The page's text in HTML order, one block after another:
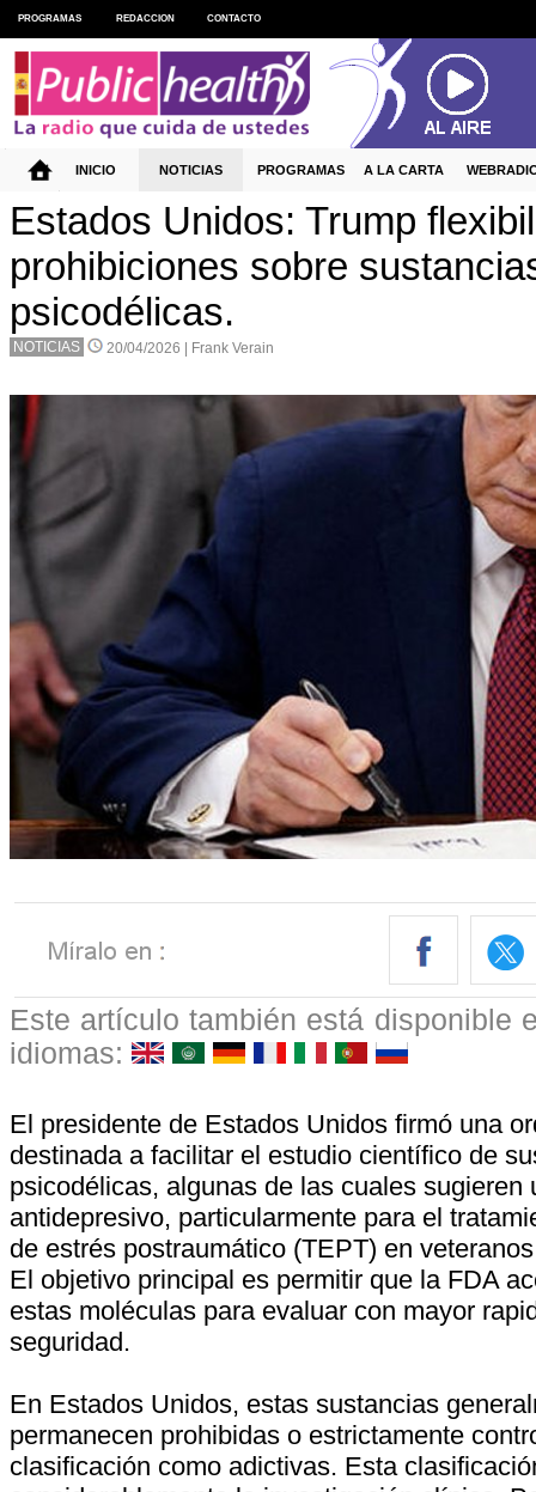
Estados Unidos: Trump
prohibiciones sobre
psicodélicas.
NOTICIAS 20/04/2026 | Frank Verain
Este artículo también está disponible
idiomas:
El presidente de Estados Unidos firmó una
destinada a facilitar el estudio científico de
psicodélicas, algunas de las cuales sugieren
antidepresivo, particularmente para el
de estrés postraumático (TEPT) en
El objetivo principal es permitir que la FDA
estas moléculas para evaluar con mayor
seguridad.
En Estados Unidos, estas sustancias
permanecen prohibidas o estrictamente
clasificación como adictivas. Esta
PROGRAMAS REDACCION CONTACTO
INICIO NOTICIAS PROGRAMAS A LA CARTA